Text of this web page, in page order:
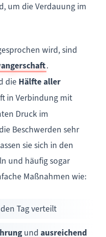
um die Verdauung im
wird, sind
.
die Hälfte aller
in Verbindung mit
Druck im
Beschwerden sehr
sie sich in den
und häufig sogar
Maßnahmen wie:
Tag verteilt
undausreichend